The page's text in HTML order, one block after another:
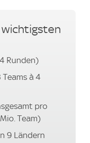
wichtigsten
Runden)
à 4
pro
Team)
9 Ländern